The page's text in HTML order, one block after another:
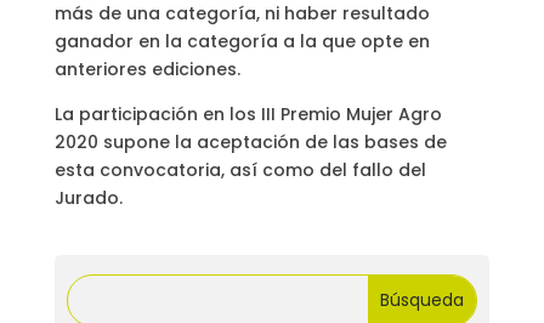
más de una categoría, ni haber resultado
ganador en la categoría a la que opte en
anteriores ediciones.
La participación en los III Premio Mujer Agro
2020 supone la aceptación de las bases de
esta convocatoria, así como del fallo del
Jurado.